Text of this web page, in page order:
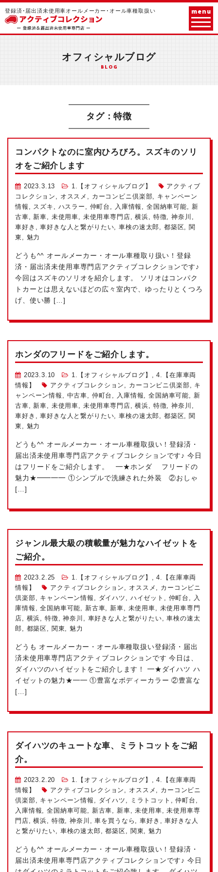
登録済･届出済未使用車オールメーカー･オール車種取扱い menu
オフィシャルブログ
BLOG
タグ：特徴
コンパクトなのに室内ひろびろ。スズキのソリ
オをご紹介します
2023.3.13 1.【オフィシャルブログ】
アクティブ
コレクション
オススメ カーコンビニ倶楽部
キャンペーン
情報
スズキ ハスラー 仲町台 入庫情報 全国納車可能
新
古車
新車 未使用車 未使用車専門店 ,横浜 特徴 ,神奈川
車好き
,車好きな人と繋がりたい ,車検の速太郎 都築区
関
東
魅力
どうも^^ オールメーカー・オール車種取り扱い！登録
済・届出済未使用車専門店アクティブコレクションです♪
今回はスズキのソリオを紹介します。 ソリオはコンパク
トカーとは思えないほどの広々室内で、ゆったりとくつろ
げ、使い勝 […]
ホンダのフリードをご紹介します。
2023.3.10 1.【オフィシャルブログ】 ,4.【在庫車両
情報】
アクティブコレクション カーコンビニ倶楽部
キ
ャンペーン情報
中古車 仲町台 入庫情報 ,全国納車可能
新
古車
新車 未使用車 未使用車専門店 ,横浜 特徴 ,神奈川
車好き
,車好きな人と繋がりたい ,車検の速太郎 都築区
関
東
魅力
どうも^^ オールメーカー・オール車種取扱い！登録済・
届出済未使用車専門店アクティブコレクションです♪ 今日
はフリードをご紹介します。 ━★ホンダ フリードの
魅力★━━━━ ①シンプルで洗練された外装 ②おしゃ
[…]
ジャンル最大級の積載量が魅力なハイゼットを
ご紹介。
2023.2.25 1.【オフィシャルブログ】 ,4.【在庫車両
情報】
アクティブコレクション オススメ
カーコンビニ
倶楽部
キャンペーン情報 ダイハツ ハイゼット 仲町台
入
庫情報
,全国納車可能 新古車 新車 未使用車
未使用車専門
店
横浜 特徴 ,神奈川 車好きな人と繋がりたい ,車検の速太
郎
都築区 関東 魅力
どうも オールメーカー・オール車種取扱い登録済・届出
済未使用車専門店アクティブコレクションです 今日は、
ダイハツのハイゼットをご紹介します！ ━★ダイハツ ハ
イゼットの魅力★━━ ①豊富なボディーカラー ②豊富な
[…]
ダイハツのキュートな車、ミラトコットをご紹
介。
2023.2.20 1.【オフィシャルブログ】 ,4.【在庫車両
情報】
アクティブコレクション オススメ
カーコンビニ
倶楽部
キャンペーン情報 ダイハツ ミラトコット ,仲町台
入庫情報 ,全国納車可能 新古車 新車 ,未使用車 ,未使用車専
門店 ,横浜 特徴 ,神奈川 ,車を買うなら ,車好き ,車好きな人
と繋がりたい
車検の速太郎 ,都築区 関東 魅力
どうも^^ オールメーカー・オール車種取扱い！登録済・
届出済未使用車専門店アクティブコレクションです♪ 今日